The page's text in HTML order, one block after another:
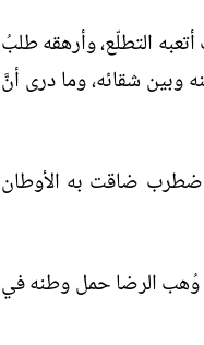
التطلّع، وأرهقه طلبُ
وبين شقائه، وما درى أنَّ
اضطرب ضاقت به الأوطان
وُهب الرضا حمل وطنه في